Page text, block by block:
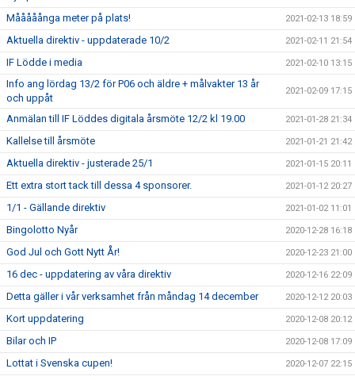
Mååååånga meter på plats! 2021-02-13 18:59
Aktuella direktiv - uppdaterade 10/2 2021-02-11 21:54
IF Lödde i media 2021-02-10 13:15
Info ang lördag 13/2 för P06 och äldre + målvakter 13 år
och uppåt
2021-02-09 17:15
Anmälan till IF Löddes digitala årsmöte 12/2 kl 19.00 2021-01-28 21:34
Kallelse till årsmöte 2021-01-21 21:42
Aktuella direktiv - justerade 25/1 2021-01-15 20:11
Ett extra stort tack till dessa 4 sponsorer. 2021-01-12 20:27
1/1 - Gällande direktiv 2021-01-02 11:01
Bingolotto Nyår 2020-12-28 16:18
God Jul och Gott Nytt År! 2020-12-23 21:00
16 dec - uppdatering av våra direktiv 2020-12-16 22:09
Detta gäller i vår verksamhet från måndag 14 december 2020-12-12 20:03
Kort uppdatering 2020-12-08 20:12
Bilar och IP 2020-12-08 17:09
Lottat i Svenska cupen! 2020-12-07 22:15